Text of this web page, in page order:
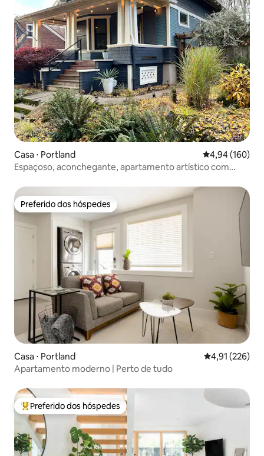
Casa ⋅ Portland 4,94 de uma
4,94 (160)
Espaçoso, aconchegante, apartamento artístico com
Preferido dos hóspedes
Preferido dos hóspedes
Casa ⋅ Portland 4,91 de uma
4,91 (226)
Apartamento moderno | Perto de tudo
Entre os melhores preferidos dos hóspedes
Preferido dos hóspedes